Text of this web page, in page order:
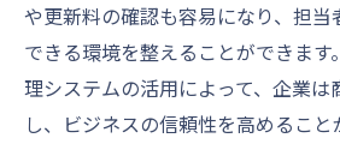
や更新料の確認も容易になり、担
できる環境を整えることができます
理システムの活用によって、企業
し、ビジネスの信頼性を高めること